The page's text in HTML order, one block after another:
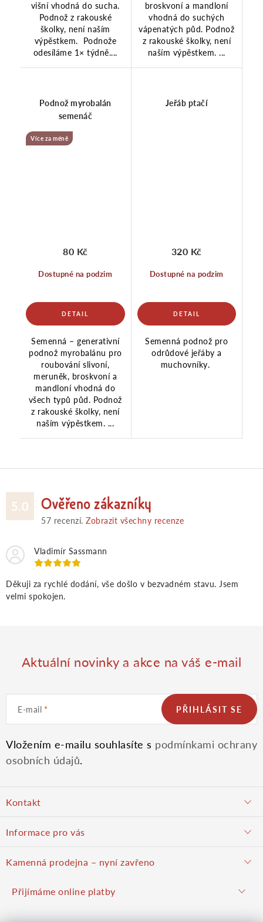
višní vhodná do sucha.
Podnož z rakouské
školky, není naším
výpěstkem. Podnože
odesíláme 1× týdně....
broskvoní a mandloní
vhodná do suchých
vápenatých půd. Podnož
z rakouské školky, není
naším výpěstkem. ...
Podnož myrobalán
semenáč
Více za méně
Dostupné na podzim
80 Kč
Semenná – generativní
podnož myrobalánu pro
roubování slivoní,
meruněk, broskvoní a
mandloní vhodná do
všech typů půd. Podnož
z rakouské školky, není
naším výpěstkem. ...
Jeřáb ptačí
Dostupné na podzim
320 Kč
Semenná podnož pro
odrůdové jeřáby a
muchovníky.
5.0 Ověřeno zákazníky
57 recenzí. Zobrazit všechny recenze
Vladimír Sassmann
Děkuji za rychlé dodání, vše došlo v bezvadném stavu. Jsem
velmi spokojen.
Aktuální novinky a akce na váš e-mail
E-mail
Vložením e-mailu souhlasíte s podmínkami ochrany
osobních údajů.
PŘIHLÁSIT SE
p
Kontakt
Informace pro vás
Hodnocení obchodu
Kamenná prodejna – nyní zavřeno
Přijímáme online platby